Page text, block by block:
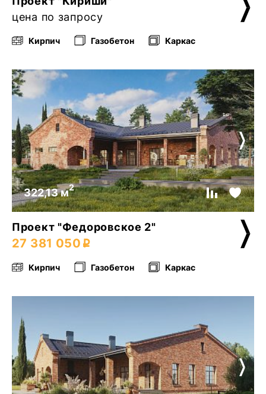
цена по запросу
Кирпич Газобетон Каркас
322,13 м2
Проект "Федоровское 2"
27 381 050
Кирпич Газобетон Каркас